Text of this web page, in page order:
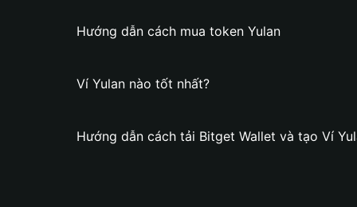
Hướng dẫn cách mua token Yulan
Ví Yulan nào tốt nhất?
Hướng dẫn cách tải Bitget Wallet và tạo Ví